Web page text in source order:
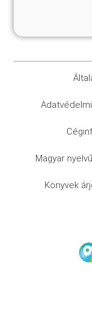
Magyar
Könyvek